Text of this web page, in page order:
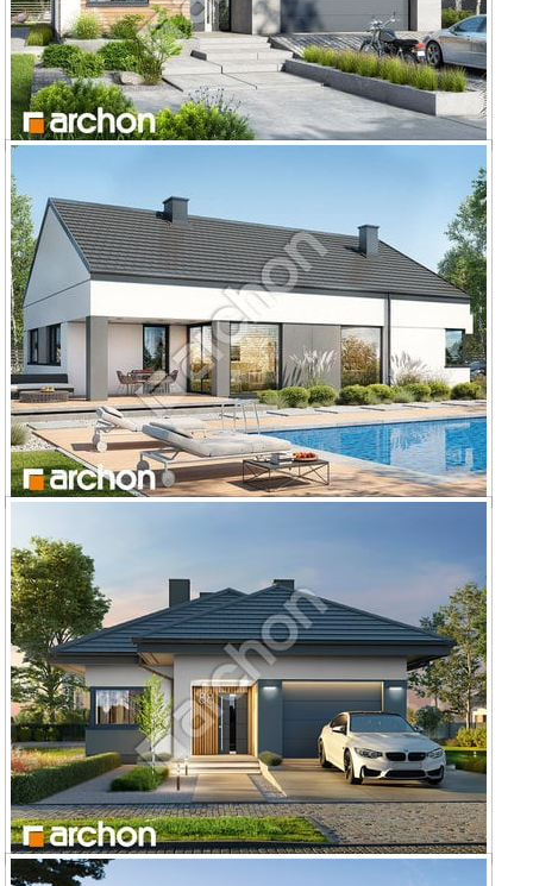
Dom w renklodach 11 (G2)
Dom w renklodach 21 (G2)